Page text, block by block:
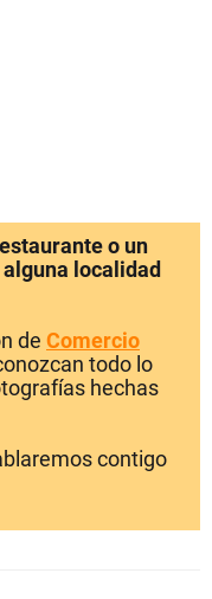
o un
localidad
de Comercio
todo lo
hechas
contigo